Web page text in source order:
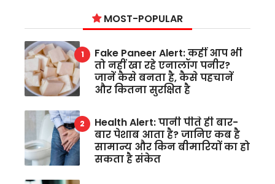
MOST-POPULAR
Fake Paneer Alert: कहीं आप भी
तो नहीं खा रहे एनालॉग पनीर?
जानें कैसे बनता है, कैसे पहचानें
और कितना सुरक्षित है
Health Alert: पानी पीते ही बार-
बार पेशाब आता है? जानिए कब है
सामान्य और किन बीमारियों का हो
सकता है संकेत